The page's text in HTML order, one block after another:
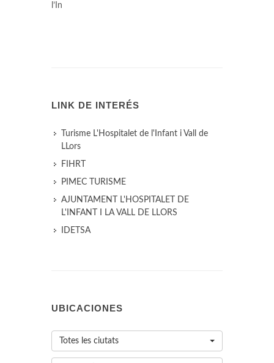
l’In
LINK DE INTERÉS
Turisme L'Hospitalet de l'Infant i Vall de
LLors
FIHRT
PIMEC TURISME
AJUNTAMENT L'HOSPITALET DE
L'INFANT I LA VALL DE LLORS
IDETSA
UBICACIONES
Totes les ciutats